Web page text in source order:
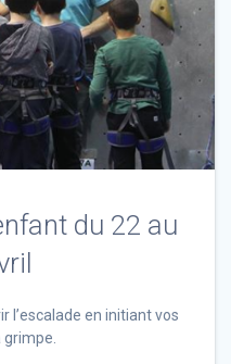
du 22 au
l’escalade en initiant vos